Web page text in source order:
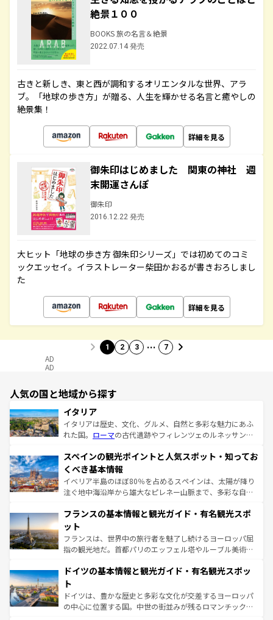
絶景１００
BOOKS 旅の名言＆絶景
2022.07.14 発売
古きと新しき、東と西が調和するオリエンタルな世界、アラ
ブ。「地球の歩き方」が贈る、人生を輝かせる名言と癒やしの
絶景集！
詳細を見る
御朱印はじめました 関東の神社 週
末開運さんぽ
御朱印
2016.12.22 発売
大ヒット「地球の歩き方 御朱印シリーズ」では初めてのコミ
ックエッセイ。イラストレーター柴田かおるが書きおろしまし
た
詳細を見る
1 2 3 … 7
AD
AD
人気の国と地域から探す
イタリア
イタリアは歴史、文化、グルメ、自然と多彩な魅力にあふ
れた国。 ローマの古代遺跡やフィレンツェのルネッサンス
ろん、トスカーナの美しい田園風景やアマルフィ海岸の絶
景など、自然景観も見逃せない。観光の合間には、本場の
ピザやパスタなど、絶品のイタリア料理を堪能することも
できる。朝目覚めてから夜眠るまで、すべての瞬間を楽し
なお、新着のイタリア情報はコンテンツ一覧を参照してほ
しい。
スペインの観光ポイントと人気スポット・知ってお
くべき基本情報
イベリア半島のほぼ80％を占めるスペインは、太陽が降り
注ぐ地中海沿岸から雄大なピレネー山脈まで、多彩な自然
文化が根付くこの国では、情熱的なフラメンコ、熱気あふ
れる闘牛、そして美味しいタパスが生活の一部となってい
る。首都マドリードの洗練された雰囲気や、バルセロナの
アートに溢れた街角から、地方では古代ローマ遺跡や中世
せる。地方によって風土や気候が異なるスペインはその個
ンテンツ一覧 を参照してほしい。
フランスの基本情報と観光ガイド・有名観光スポ
ット
フランスは、世界中の旅行者を魅了し続けるヨーロッパ屈
指の観光地だ。首都パリのエッフェル塔やルーブル美術館
で、幅広い魅力が詰まっている。華麗な宮殿、歴史的な大
聖堂、美しいビーチ、そして豊かな自然が、訪れる者を心
から魅了する。また、フランスは美食の国としても知ら
れ、フランス料理はユネスコ無形文化遺産にも登録されて
ドイツの基本情報と観光ガイド・有名観光スポッ
ト
ドイツは、豊かな歴史と多彩な文化が交差するヨーロッパ
の中心に位置する国。中世の街並みが残るロマンチック街